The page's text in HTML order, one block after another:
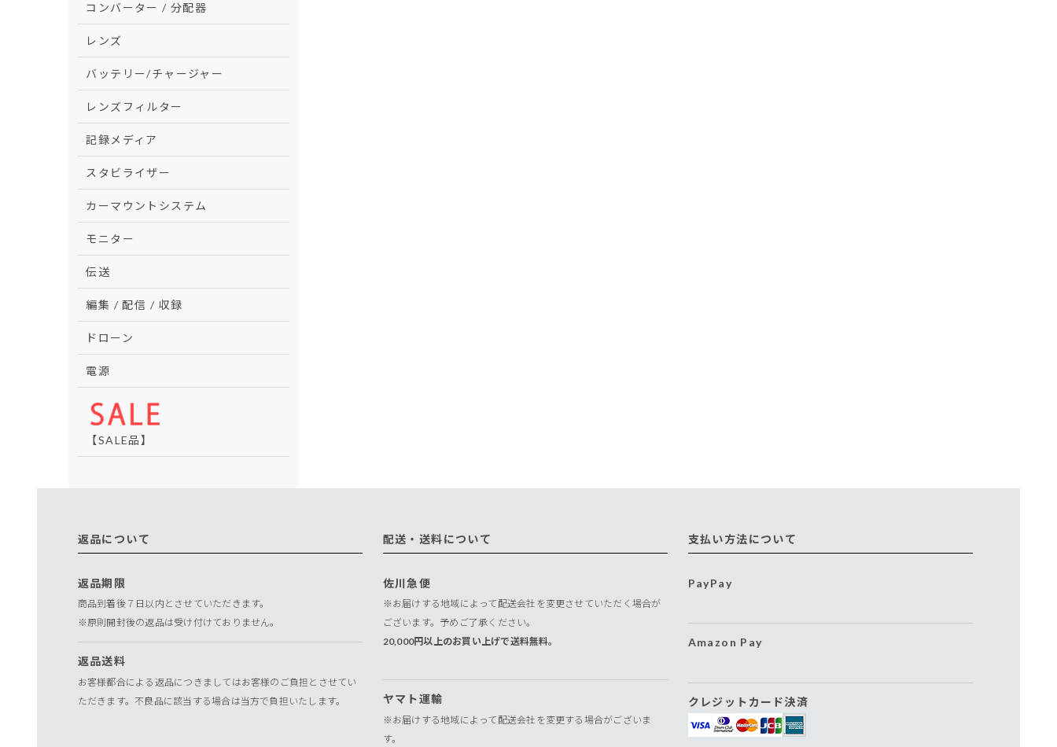
コンバーター / 分配器
レンズ
バッテリー/チャージャー
レンズフィルター
記録メディア
スタビライザー
カーマウントシステム
モニター
伝送
編集 / 配信 / 収録
ドローン
電源
【SALE品】
返品について
返品期限
商品到着後７日以内とさせていただきます。
※原則開封後の返品は受け付けておりません。
返品送料
お客様都合による返品につきましてはお客様のご負担とさせてい
ただきます。不良品に該当する場合は当方で負担いたします。
配送・送料について
佐川急便
※お届けする地域によって配送会社を変更させていただく場合が
ございます。予めご了承ください。
20,000円以上のお買い上げで送料無料。
ヤマト運輸
※お届けする地域によって配送会社を変更する場合がございま
す。
支払い方法について
PayPay
Amazon Pay
クレジットカード決済